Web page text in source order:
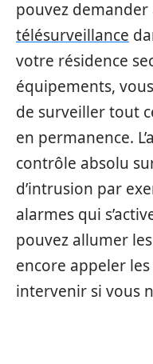
pouvez
télésurveillance
votre résidence
équipements,
de surveiller tout
en permanence.
contrôle absolu
d’intrusion par
alarmes qui
pouvez allumer
encore appeler
intervenir si vous